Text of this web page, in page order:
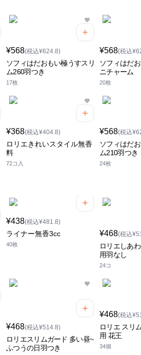
¥568(税込¥624.8)
ソフィはだおもい極うすスリ
ム260羽つき
17枚
¥568(税込
ソフィはだ
ニチャーム
20枚
¥368(税込¥404.8)
ロリエきれいスタイル無香
料
72コ入
¥568(税込
ソフィはだ
ム210羽つき
24枚
¥438(税込¥481.8)
ライナー無香3cc
40枚
¥468(税込
ロリエしあ
用羽なし
24コ
¥468(税込¥514.8)
ロリエスリムガード 多い昼~
ふつうの日羽つき
¥468(税込
ロリエ スリ
用 花王
34個